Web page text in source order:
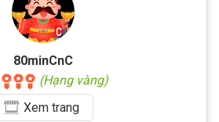
80minCnC
(Hạng vàng)
Xemtrang